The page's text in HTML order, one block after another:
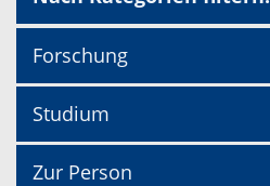
Forschung
Studium
Zur Person